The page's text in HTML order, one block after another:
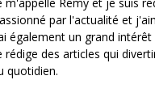
par l'actualité et
également un grand
rédige des articles qui
quotidien.